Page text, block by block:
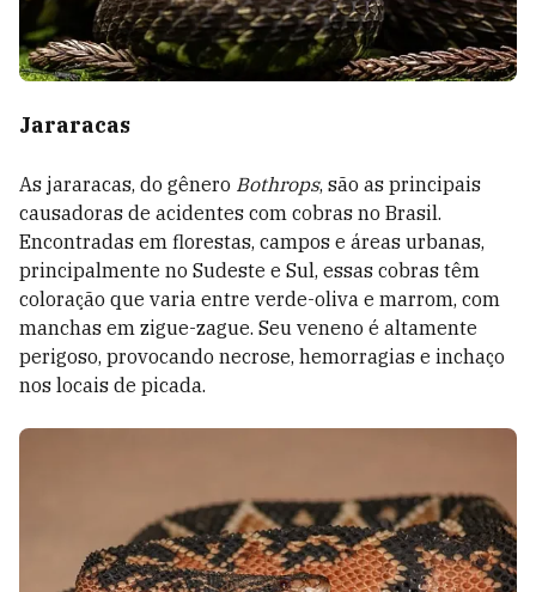
Jararacas
As jararacas, do gênero Bothrops, são as principais
causadoras de acidentes com cobras no Brasil.
Encontradas em florestas, campos e áreas urbanas,
principalmente no Sudeste e Sul, essas cobras têm
coloração que varia entre verde-oliva e marrom, com
manchas em zigue-zague. Seu veneno é altamente
perigoso, provocando necrose, hemorragias e inchaço
nos locais de picada.